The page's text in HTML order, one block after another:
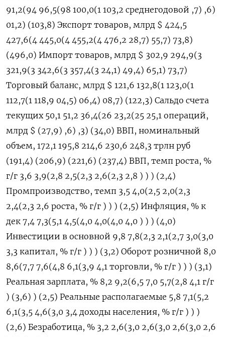
91,2(94 96,5(98 100,0(1 103,2 среднегодовой ,7) ,6)
01,2) (103,8) Экспорт товаров, млрд $ 424,5
427,6(4 445,0(4 455,2(4 476,2 28,7) 55,7) 73,8)
(496,0) Импорт товаров, млрд $ 302,9 294,9(3
321,9(3 342,6(3 357,4(3 24,1) 49,4) 65,1) 73,7)
Торговый баланс, млрд $ 121,6 132,8(1 123,0(1
112,7(1 118,9 04,5) 06,4) 08,7) (122,3) Сальдо счета
текущих 50,1 51,2 36,4(26 23,2(25 25,1 операций,
млрд $ (27,9) ,6) ,3) (34,0) ВВП, номинальный
объем, 172,1 195,8 214,6 230,6 248,3 трлн руб
(191,4) (206,9) (221,6) (237,4) ВВП, темп роста, %
г/г 3,6 3,9(2,8 2,5(2,3 2,6(2,3 2,8 ) ) ) (2,4)
Промпроизводство, темп 3,5 4,0(2,5 2,0(2,3
2,4(2,3 2,6 роста, % г/г ) ) ) (2,5) Инфляция, % к
дек 7,4 7,3(5,1 4,5(4,0 4,0(4,0 4,0 ) ) ) (4,0)
Инвестиции в основной 9,8 7,8(2,3 2,1(2,7 3,0(3,0
3,3 капитал, % г/г ) ) ) (3,2) Оборот розничной 8,0
8,6(7,7 7,6(4,8 6,1(3,9 4,1 торговли, % г/г ) ) ) (3,1)
Реальная зарплата, % 8,2 9,2(6,5 7,0 5,7(2,8 4,1 г/г
) (3,6) ) (2,5) Реальные располагаемые 5,8 7,1(5,2
6,1(3,5 4,6(3,0 3,4 доходы населения, % г/г ) ) )
(2,6) Безработица, % 3,2 2,6(3,0 2,6(3,0 2,6(3,0 2,6